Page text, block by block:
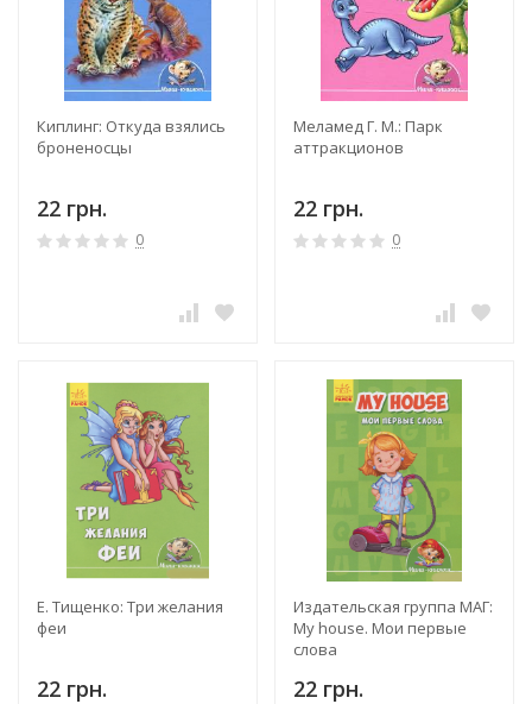
Киплинг: Откуда взялись
броненосцы
22 грн.
0
Меламед Г. М.: Парк
аттракционов
22 грн.
0
Е. Тищенко: Три желания
феи
22 грн.
Издательская группа МАГ:
My house. Мои первые
слова
22 грн.